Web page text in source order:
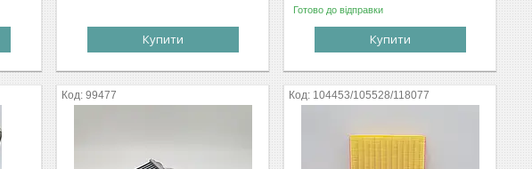
Купити
Готово до відправки
Купити
99477 104453/105528/118077